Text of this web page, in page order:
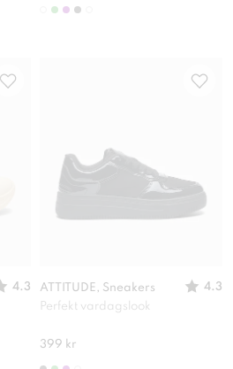
4.3
ATTITUDE, Sneakers
4.3
Perfekt vardagslook
399 kr